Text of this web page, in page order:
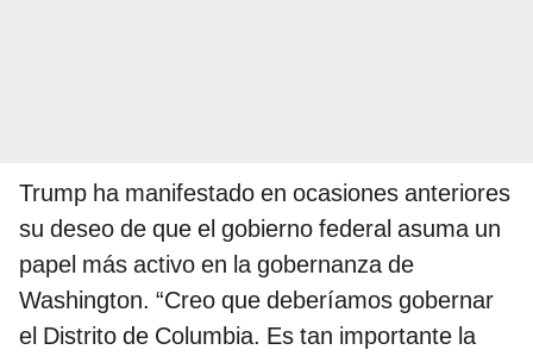
Trump ha manifestado en ocasiones anteriores
su deseo de que el gobierno federal asuma un
papel más activo en la gobernanza de
Washington. “Creo que deberíamos gobernar
el Distrito de Columbia. Es tan importante la